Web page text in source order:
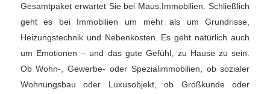
Gesamtpaket erwartet Sie bei Maus.Immobilien. Schließlich
geht es bei Immobilien um mehr als um Grundrisse,
Heizungstechnik und Nebenkosten. Es geht natürlich auch
um Emotionen – und das gute Gefühl, zu Hause zu sein.
Ob Wohn-, Gewerbe- oder Spezialimmobilien, ob sozialer
Wohnungsbau oder Luxusobjekt, ob Großkunde oder